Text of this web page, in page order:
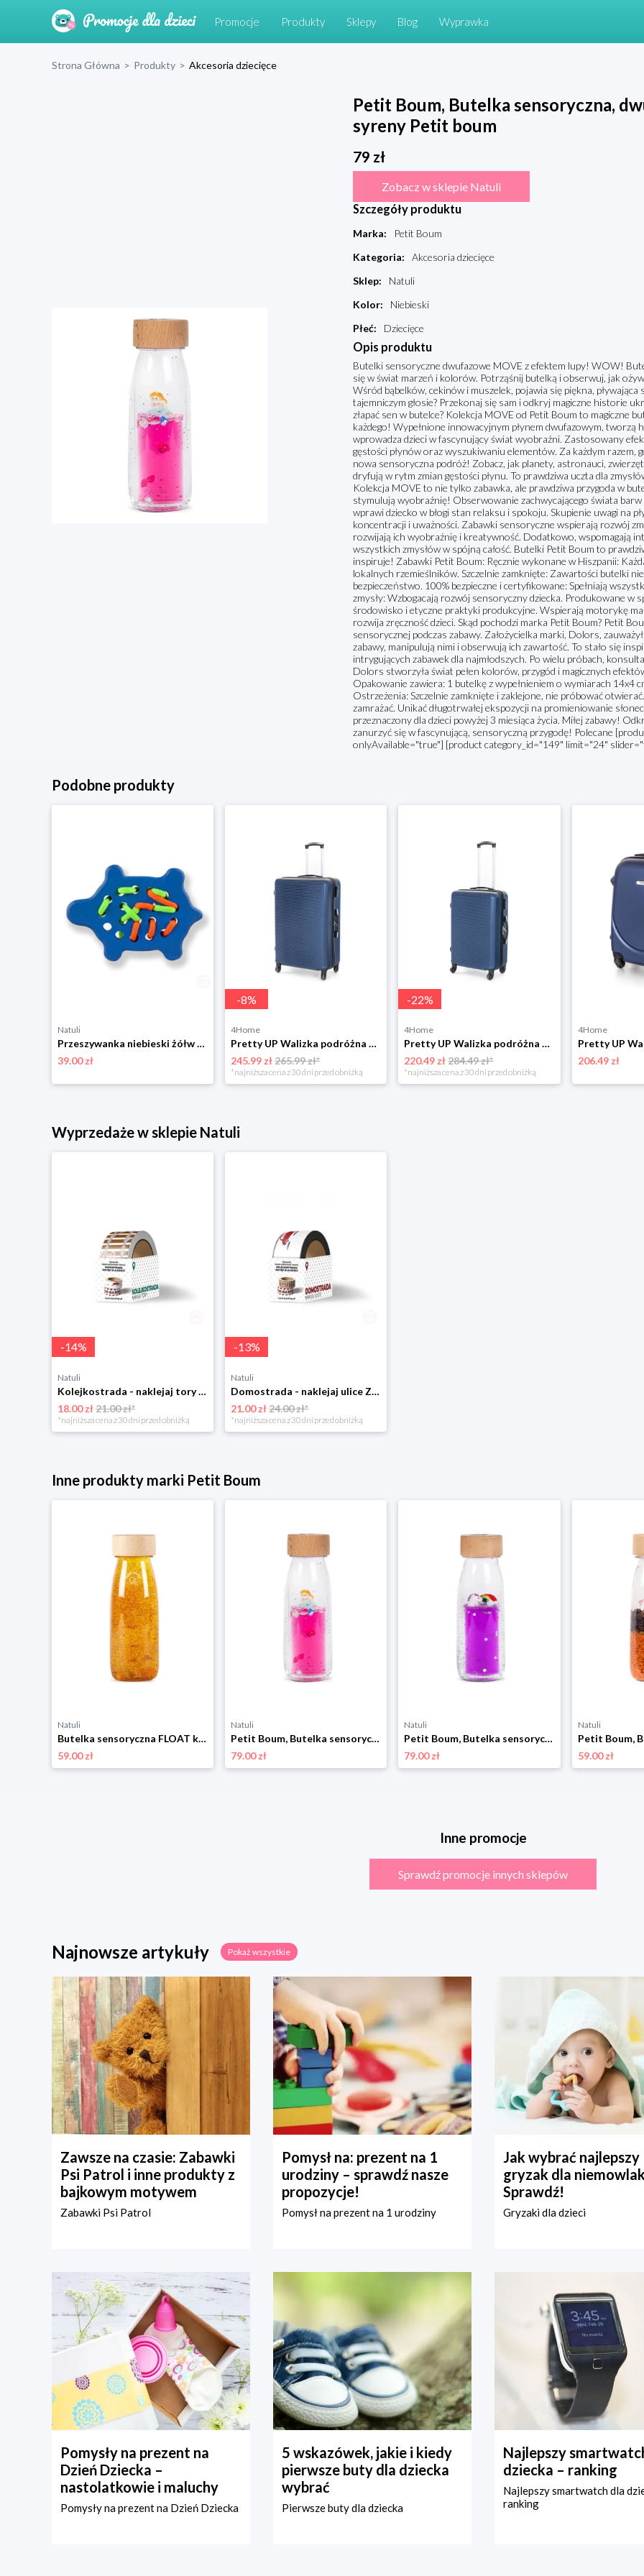
Promocje Produkty Sklepy Blog Wyprawka
Strona Główna > Produkty > Akcesoria dziecięce
Petit Boum, Butelka sensoryczna,
syreny Petit boum
79 zł
Zobacz w sklepie Natuli
Szczegóły produktu
Marka:
Petit Boum
Kategoria:
Akcesoria dziecięce
Sklep:
Natuli
Kolor:
Niebieski
Płeć: Dziecięce
Opis produktu
Butelki sensoryczne dwufazowe MOVE z efektem lupy! WOW!
się w świat marzeń i kolorów. Potrząśnij butelką i obserwuj, jak
Wśród bąbelków, cekinów i muszelek, pojawia się piękna,
tajemniczym głosie? Przekonaj się sam i odkryj magiczne historie
złapać sen w butelce? Kolekcja MOVE od Petit Boum to magiczne
każdego! Wypełnione innowacyjnym płynem dwufazowym,
wprowadza dzieci w fascynujący świat wyobraźni. Zastosowany
gęstości płynów oraz wyszukiwaniu elementów. Za każdym razem,
nowa sensoryczna podróż! Zobacz, jak planety, astronauci,
dryfują w rytm zmian gęstości płynu. To prawdziwa uczta dla
Kolekcja MOVE to nie tylko zabawka, ale prawdziwa przygoda w
stymulują wyobraźnię! Obserwowanie zachwycającego świata barw
wprawi dziecko w błogi stan relaksu i spokoju. Skupienie uwagi na
koncentracji i uważności. Zabawki sensoryczne wspierają rozwój
rozwijają ich wyobraźnię i kreatywność. Dodatkowo, wspomagają
wszystkich zmysłów w spójną całość. Butelki Petit Boum to
inspiruje! Zabawki Petit Boum: Ręcznie wykonane w Hiszpanii:
lokalnych rzemieślników. Szczelnie zamknięte: Zawartości butelki
bezpieczeństwo. 100% bezpieczne i certyfikowane: Spełniają
zmysły: Wzbogacają rozwój sensoryczny dziecka. Produkowane w
środowisko i etyczne praktyki produkcyjne. Wspierają motorykę
rozwija zręczność dzieci. Skąd pochodzi marka Petit Boum? Petit
sensorycznej podczas zabawy. Założycielka marki, Dolors,
zabawy, manipulują nimi i obserwują ich zawartość. To stało się
intrygujących zabawek dla najmłodszych. Po wielu próbach,
Dolors stworzyła świat pełen kolorów, przygód i magicznych
Opakowanie zawiera: 1 butelkę z wypełnieniem o wymiarach 14x4
Ostrzeżenia: Szczelnie zamknięte i zaklejone, nie próbować
zamrażać. Unikać długotrwałej ekspozycji na promieniowanie
przeznaczony dla dzieci powyżej 3 miesiąca życia. Miłej zabawy!
zanurzyć się w fascynującą, sensoryczną przygodę! Polecane
onlyAvailable="true"] [product category_id="149" limit="24"
Podobne produkty
Natuli
Przeszywanka niebieski żółw Lobito
39.00 zł
-8%
4Home
Pretty UP Walizka podróżna z tworzywa sztucznego ABS03 L, niebieski Pretty Up
245.99 zł265.99 zł*
*najniższa cena z 30 dni przed obniżką
-22%
4Home
Pretty UP Walizka podróżna z tworzywa sztucznego ABS03 M, niebieski 4-Home
220.49 zł284.49 zł*
*najniższa cena z 30 dni przed obniżką
4Home
206.49 zł
Wyprzedaże w sklepie Natuli
-14%
Natuli
Kolejkostrada - naklejaj tory Zuzutoys
18.00 zł21.00 zł*
*najniższa cena z 30 dni przed obniżką
-13%
Natuli
Domostrada - naklejaj ulice Zuzutoys
21.00 zł24.00 zł*
*najniższa cena z 30 dni przed obniżką
Inne produkty marki Petit Boum
Natuli
Butelka sensoryczna FLOAT kurkuma, Petit Boum Petit boum
59.00 zł
Natuli
Petit Boum, Butelka sensoryczna, dwufazowa MOVE świat syreny Petit boum
79.00 zł
Natuli
Petit Boum, Butelka sensoryczna, dwufazowa MOVE kraina jednorożca Petit boum
79.00 zł
Natuli
59.00 zł
Inne promocje
Sprawdź promocje innych sklepów
Najnowsze artykuły Pokaż wszystkie
Zawsze na czasie: Zabawki
Psi Patrol i inne produkty z
bajkowym motywem
Zabawki Psi Patrol
Pomysł na: prezent na 1
urodziny – sprawdź nasze
propozycje!
Pomysł na prezent na 1 urodziny
Jak wybrać najlepszy
gryzak dla
Sprawdź!
Gryzaki dla dzieci
Pomysły na prezent na
Dzień Dziecka –
nastolatkowie i maluchy
Pomysły na prezent na Dzień Dziecka
5 wskazówek, jakie i kiedy
pierwsze buty dla dziecka
wybrać
Pierwsze buty dla dziecka
Najlepszy
dziecka – ranking
Najlepszy smartwatch dla
ranking